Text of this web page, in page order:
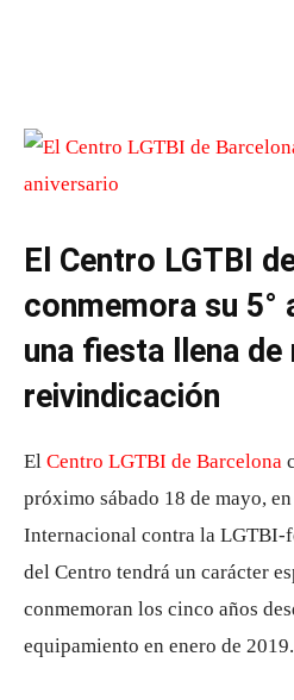
El Centro LGTBI
conmemora su 5°
una fiesta llena
reivindicación
El Centro LGTBI de Barcelona
próximo sábado 18 de mayo,
Internacional contra la LGTBI-
del Centro tendrá un carácter
conmemoran los cinco años
equipamiento en enero de 2019.